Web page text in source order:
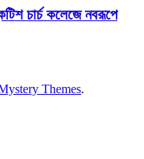
চার্চ কলেজে নবরূপে
Themes.